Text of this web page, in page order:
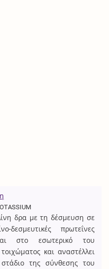
δρα με τη δέσμευση σε
δεσμευτικές πρωτεΐνες
στο εσωτερικό του
και αναστέλλει
της σύνθεσης του